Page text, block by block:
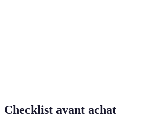
Checklist avant achat